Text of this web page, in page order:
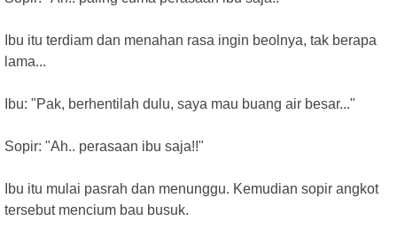
Ibu itu terdiam dan menahan rasa ingin beolnya, tak berapa
lama...
Ibu: "Pak, berhentilah dulu, saya mau buang air besar..."
Sopir: "Ah.. perasaan ibu saja!!"
Ibu itu mulai pasrah dan menunggu. Kemudian sopir angkot
tersebut mencium bau busuk.